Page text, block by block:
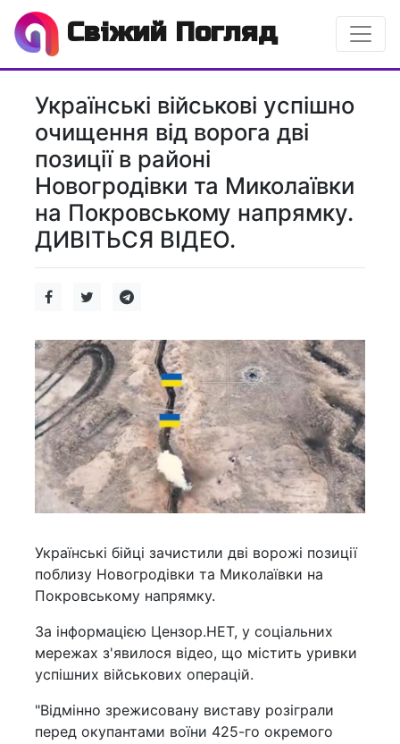
Свіжий Погляд
Українські військові успішно
очищення від ворога дві
позиції в районі
Новогродівки та Миколаївки
на Покровському напрямку.
ДИВІТЬСЯ ВІДЕО.
Українські бійці зачистили дві ворожі позиції
поблизу Новогродівки та Миколаївки на
Покровському напрямку.
За інформацією Цензор.НЕТ, у соціальних
мережах з'явилося відео, що містить уривки
успішних військових операцій.
"Відмінно зрежисовану виставу розіграли
перед окупантами воїни 425-го окремого